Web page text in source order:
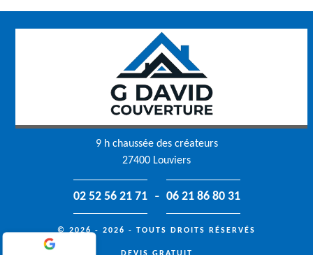
9 h chaussée des créateurs
27400 Louviers
02 52 56 21 71 - 06 21 86 80 31
© 2026 - 2026 - TOUTS DROITS RÉSERVÉS